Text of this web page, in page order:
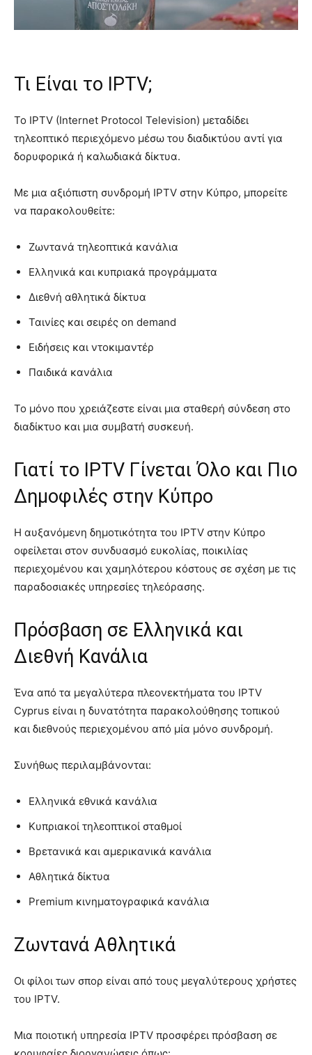
Τι Είναι το IPTV;
Το IPTV (Internet Protocol Television) μεταδίδει
τηλεοπτικό περιεχόμενο μέσω του διαδικτύου αντί για
δορυφορικά ή καλωδιακά δίκτυα.
Με μια αξιόπιστη συνδρομή IPTV στην Κύπρο, μπορείτε
να παρακολουθείτε:
Ζωντανά τηλεοπτικά κανάλια
Ελληνικά και κυπριακά προγράμματα
Διεθνή αθλητικά δίκτυα
Ταινίες και σειρές on demand
Ειδήσεις και ντοκιμαντέρ
Παιδικά κανάλια
Το μόνο που χρειάζεστε είναι μια σταθερή σύνδεση στο
διαδίκτυο και μια συμβατή συσκευή.
Γιατί το IPTV Γίνεται Όλο και Πιο
Δημοφιλές στην Κύπρο
Η αυξανόμενη δημοτικότητα του IPTV στην Κύπρο
οφείλεται στον συνδυασμό ευκολίας, ποικιλίας
περιεχομένου και χαμηλότερου κόστους σε σχέση με τις
παραδοσιακές υπηρεσίες τηλεόρασης.
Πρόσβαση σε Ελληνικά και
Διεθνή Κανάλια
Ένα από τα μεγαλύτερα πλεονεκτήματα του IPTV
Cyprus είναι η δυνατότητα παρακολούθησης τοπικού
και διεθνούς περιεχομένου από μία μόνο συνδρομή.
Συνήθως περιλαμβάνονται:
Ελληνικά εθνικά κανάλια
Κυπριακοί τηλεοπτικοί σταθμοί
Βρετανικά και αμερικανικά κανάλια
Αθλητικά δίκτυα
Premium κινηματογραφικά κανάλια
Ζωντανά Αθλητικά
Οι φίλοι των σπορ είναι από τους μεγαλύτερους χρήστες
του IPTV.
Μια ποιοτική υπηρεσία IPTV προσφέρει πρόσβαση σε